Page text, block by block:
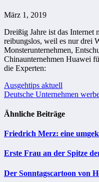
März 1, 2019
Dreißig Jahre ist das Internet
reibungslos, weil es nur drei
Monsterunternehmen,
Chinaunternehmen Huawei
die Experten:
Beitragsnavigation
Ausgehtips aktuell
Deutsche Unternehmen
Ähnliche Beiträge
Friedrich Merz: eine
Erste Frau an der Spitze
Der Sonntagscartoon von